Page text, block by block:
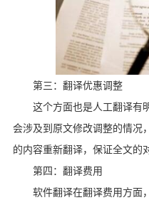
第三：翻译优惠调整
这个方面也是人工翻译有
会涉及到原文修改调整的情况
的内容重新翻译，保证全文的
第四：翻译费用
软件翻译在翻译费用方面